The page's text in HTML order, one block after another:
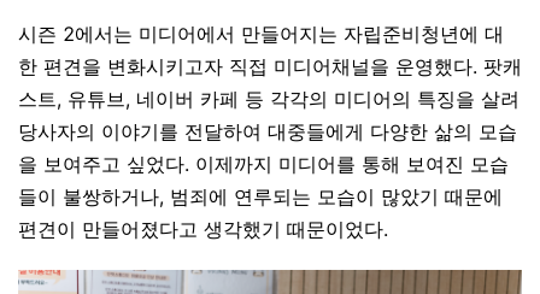
시즌 2에서는 미디어에서 만들어지는 자립준비청년에 대
한 편견을 변화시키고자 직접 미디어채널을 운영했다. 팟캐
스트, 유튜브, 네이버 카페 등 각각의 미디어의 특징을 살려
당사자의 이야기를 전달하여 대중들에게 다양한 삶의 모습
을 보여주고 싶었다. 이제까지 미디어를 통해 보여진 모습
들이 불쌍하거나, 범죄에 연루되는 모습이 많았기 때문에
편견이 만들어졌다고 생각했기 때문이었다.